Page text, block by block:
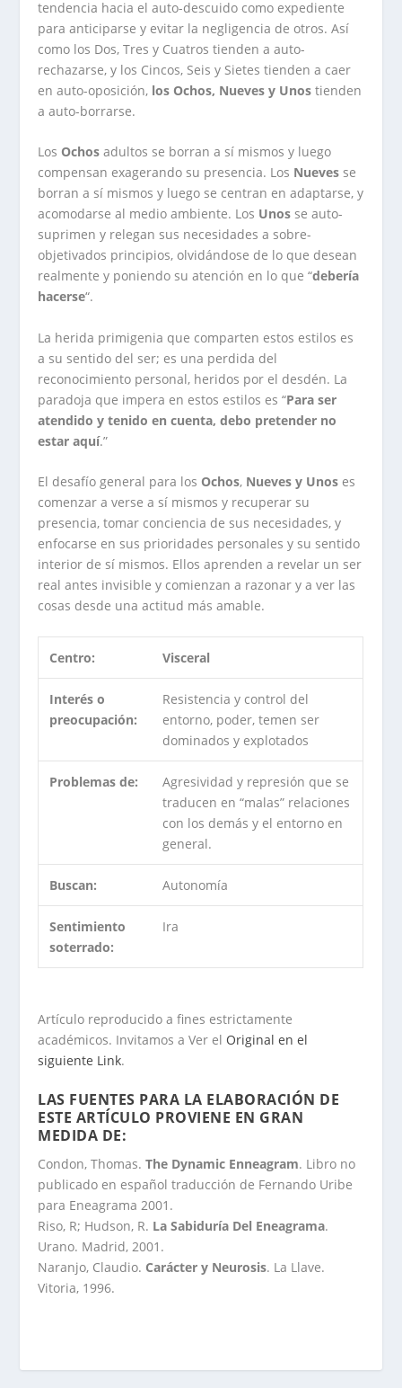
tendencia hacia el auto-descuido como expediente
para anticiparse y evitar la negligencia de otros. Así
como los Dos, Tres y Cuatros tienden a auto-
rechazarse, y los Cincos, Seis y Sietes tienden a caer
en auto-oposición, los Ochos, Nueves y Unos tienden
a auto-borrarse.
Los Ochos adultos se borran a sí mismos y luego
compensan exagerando su presencia. Los Nueves se
borran a sí mismos y luego se centran en adaptarse, y
acomodarse al medio ambiente. Los Unos se auto-
suprimen y relegan sus necesidades a sobre-
objetivados principios, olvidándose de lo que desean
realmente y poniendo su atención en lo que “debería
hacerse“.
La herida primigenia que comparten estos estilos es
a su sentido del ser; es una perdida del
reconocimiento personal, heridos por el desdén. La
paradoja que impera en estos estilos es “Para ser
atendido y tenido en cuenta, debo pretender no
estar aquí.”
El desafío general para los Ochos, Nueves y Unos es
comenzar a verse a sí mismos y recuperar su
presencia, tomar conciencia de sus necesidades, y
enfocarse en sus prioridades personales y su sentido
interior de sí mismos. Ellos aprenden a revelar un ser
real antes invisible y comienzan a razonar y a ver las
cosas desde una actitud más amable.
Centro: Visceral
Interés o
preocupación:
Resistencia y control del
entorno, poder, temen ser
dominados y explotados
Problemas de:
Agresividad y represión que se
traducen en “malas” relaciones
con los demás y el entorno en
general.
Buscan: Autonomía
Sentimiento
soterrado:
Ira
Artículo reproducido a fines estrictamente
académicos. Invitamos a Ver el Original en el
siguiente Link.
LAS FUENTES PARA LA ELABORACIÓN DE
ESTE ARTÍCULO PROVIENE EN GRAN
MEDIDA DE:
Condon, Thomas.The Dynamic Enneagram. Libro no
publicado en español traducción de Fernando Uribe
para Eneagrama 2001.
Riso, R; Hudson, R. La Sabiduría Del Eneagrama.
Urano. Madrid, 2001.
Naranjo, Claudio. Carácter y Neurosis. La Llave.
Vitoria, 1996.